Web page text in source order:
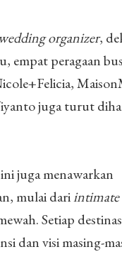
wedding organizer,
empat peragaan
juga turut
juga menawarkan
mulai dari
Setiap
dan visi masing-